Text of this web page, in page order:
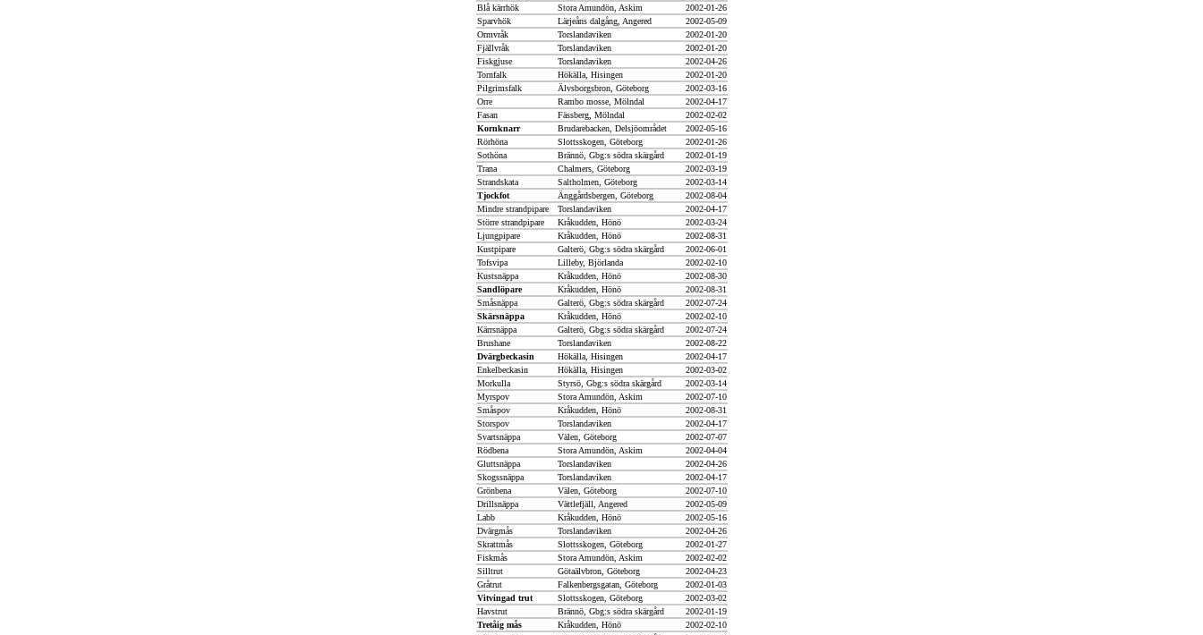
Blå kärrhök
Stora Amundön, Askim
2002-01-26
Sparvhök
Lärjeåns dalgång, Angered
2002-05-09
Ormvråk
Torslandaviken
2002-01-20
Fjällvråk
Torslandaviken
2002-01-20
Fiskgjuse
Torslandaviken
2002-04-26
Tornfalk
Hökälla, Hisingen
2002-01-20
Pilgrimsfalk
Älvsborgsbron, Göteborg
2002-03-16
Orre
Rambo mosse, Mölndal
2002-04-17
Fasan
Fässberg, Mölndal
2002-02-02
Kornknarr
Brudarebacken, Delsjöområdet
2002-05-16
Rörhöna
Slottsskogen, Göteborg
2002-01-26
Sothöna
Brännö, Gbg:s södra skärgård
2002-01-19
Trana
Chalmers, Göteborg
2002-03-19
Strandskata
Saltholmen, Göteborg
2002-03-14
Tjockfot
Änggårdsbergen, Göteborg
2002-08-04
Mindre strandpipare
Torslandaviken
2002-04-17
Större strandpipare
Kråkudden, Hönö
2002-03-24
Ljungpipare
Kråkudden, Hönö
2002-08-31
Kustpipare
Galterö, Gbg:s södra skärgård
2002-06-01
Tofsvipa
Lilleby, Björlanda
2002-02-10
Kustsnäppa
Kråkudden, Hönö
2002-08-30
Sandlöpare
Kråkudden, Hönö
2002-08-31
Småsnäppa
Galterö, Gbg:s södra skärgård
2002-07-24
Skärsnäppa
Kråkudden, Hönö
2002-02-10
Kärrsnäppa
Galterö, Gbg:s södra skärgård
2002-07-24
Brushane
Torslandaviken
2002-08-22
Dvärgbeckasin
Hökälla, Hisingen
2002-04-17
Enkelbeckasin
Hökälla, Hisingen
2002-03-02
Morkulla
Styrsö, Gbg:s södra skärgård
2002-03-14
Myrspov
Stora Amundön, Askim
2002-07-10
Småspov
Kråkudden, Hönö
2002-08-31
Storspov
Torslandaviken
2002-04-17
Svartsnäppa
Välen, Göteborg
2002-07-07
Rödbena
Stora Amundön, Askim
2002-04-04
Gluttsnäppa
Torslandaviken
2002-04-26
Skogssnäppa
Torslandaviken
2002-04-17
Grönbena
Välen, Göteborg
2002-07-10
Drillsnäppa
Vättlefjäll, Angered
2002-05-09
Labb
Kråkudden, Hönö
2002-05-16
Dvärgmås
Torslandaviken
2002-04-26
Skrattmås
Slottsskogen, Göteborg
2002-01-27
Fiskmås
Stora Amundön, Askim
2002-02-02
Silltrut
Götaälvbron, Göteborg
2002-04-23
Gråtrut
Falkenbergsgatan, Göteborg
2002-01-03
Vitvingad trut
Slottsskogen, Göteborg
2002-03-02
Havstrut
Brännö, Gbg:s södra skärgård
2002-01-19
Tretåig mås
Kråkudden, Hönö
2002-02-10